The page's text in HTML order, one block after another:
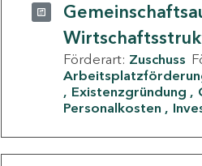
Förderart: Zuschuss
Existenzgründung
Personalkosten